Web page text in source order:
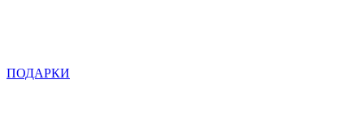
ПОДАРКИ